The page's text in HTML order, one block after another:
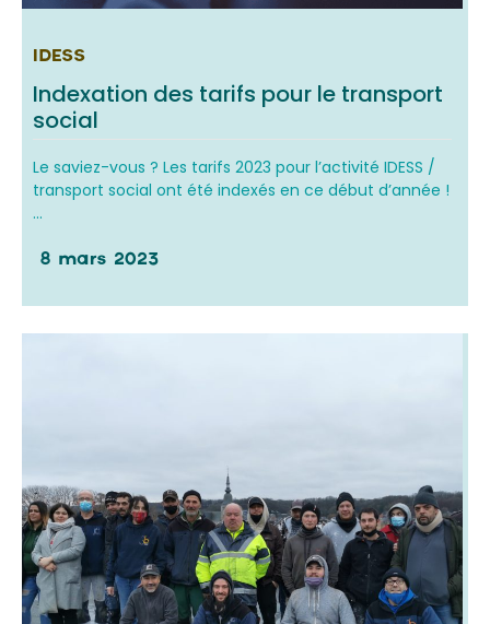
IDESS
Indexation des tarifs pour le transport
social
Le saviez-vous ? Les tarifs 2023 pour l’activité IDESS /
transport social ont été indexés en ce début d’année !
...
8 mars 2023